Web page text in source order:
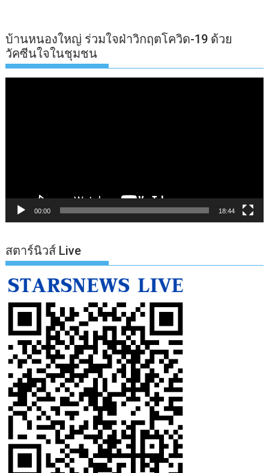
บ้านหนองใหญ่ ร่วมใจฝ่าวิกฤตโควิด-19 ด้วย
วัคซีนใจในชุมชน
00:00 18:44
สตาร์นิวส์ Live